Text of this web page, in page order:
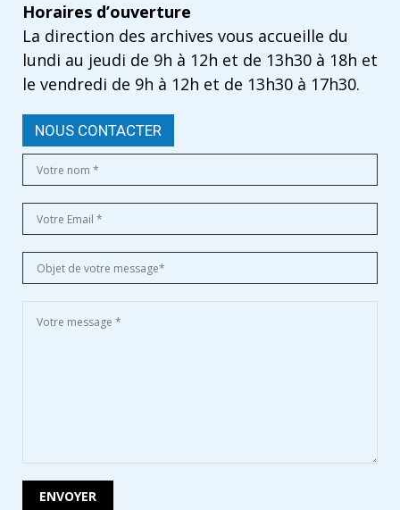
Horaires d’ouverture
La direction des archives vous accueille du
lundi au jeudi de 9h à 12h et de 13h30 à 18h et
le vendredi de 9h à 12h et de 13h30 à 17h30.
NOUS CONTACTER